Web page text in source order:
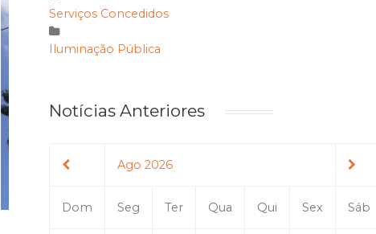
Serviços Concedidos
Iluminação Pública
Notícias Anteriores
Ago 2026
Dom Seg Ter Qua Qui Sex Sáb